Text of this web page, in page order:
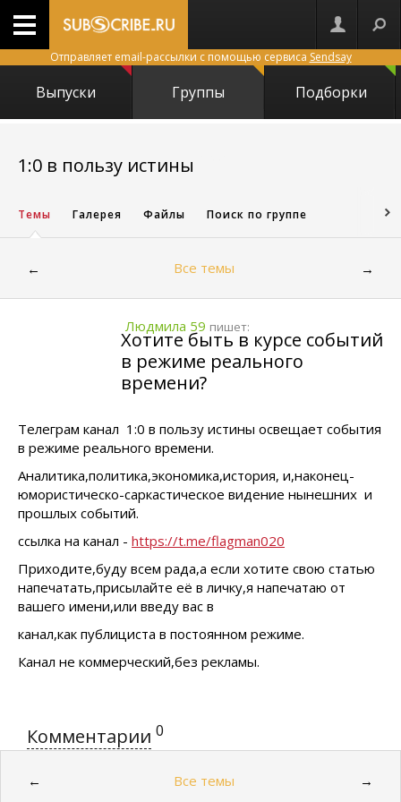
Отправляет email-рассылки с помощью сервиса Sendsay
Выпуски Группы Подборки
1:0 в пользу истины
Темы Галерея Файлы Поиск по группе
← Все темы →
Людмила 59 пишет:
Хотите быть в курсе событий
в режиме реального
времени?
Телеграм канал 1:0 в пользу истины освещает события
в режиме реального времени.
Аналитика,политика,экономика,история, и,наконец-
юмористическо-саркастическое видение нынешних и
прошлых событий.
ссылка на канал - https://t.me/flagman020
Приходите,буду всем рада,а если хотите свою статью
напечатать,присылайте её в личку,я напечатаю от
вашего имени,или введу вас в
канал,как публициста в постоянном режиме.
Канал не коммерческий,без рекламы.
Комментарии 0
← Все темы →